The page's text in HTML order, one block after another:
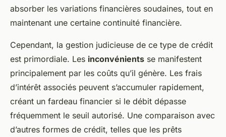
absorber les variations financières soudaines, tout en
maintenant une certaine continuité financière.
Cependant, la gestion judicieuse de ce type de crédit
est primordiale. Les inconvénients se manifestent
principalement par les coûts qu’il génère. Les frais
d’intérêt associés peuvent s’accumuler rapidement,
créant un fardeau financier si le débit dépasse
fréquemment le seuil autorisé. Une comparaison avec
d’autres formes de crédit, telles que les prêts